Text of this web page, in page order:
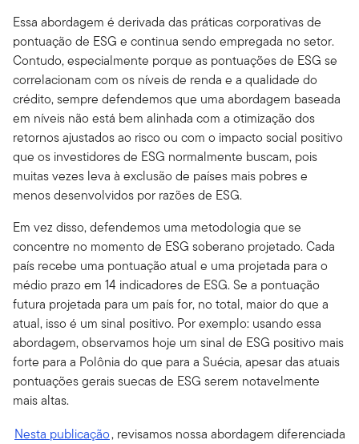
Essa abordagem é derivada das práticas corporativas de
pontuação de ESG e continua sendo empregada no setor.
Contudo, especialmente porque as pontuações de ESG se
correlacionam com os níveis de renda e a qualidade do
crédito, sempre defendemos que uma abordagem baseada
em níveis não está bem alinhada com a otimização dos
retornos ajustados ao risco ou com o impacto social positivo
que os investidores de ESG normalmente buscam, pois
muitas vezes leva à exclusão de países mais pobres e
menos desenvol­vidos por razões de ESG.
Em vez disso, defendemos uma metodologia que se
concentre no momento de ESG soberano projetado. Cada
país recebe uma pontuação atual e uma projetada para o
médio prazo em 14 indicadores de ESG. Se a pontuação
futura projetada para um país for, no total, maior do que a
atual, isso é um sinal positivo. Por exemplo: usando essa
abordagem, observamos hoje um sinal de ESG positivo mais
forte para a Polônia do que para a Suécia, apesar das atuais
pontuações gerais suecas de ESG serem notavelmente
mais altas.
Nesta publicação, revisamos nossa abordagem diferenciada